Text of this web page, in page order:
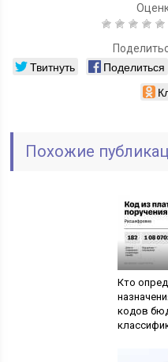
Твитнуть Поделиться
Похожие
Кто
кодов